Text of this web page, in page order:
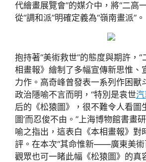
代繪畫展覽會”的媒介中，將“二高
從“調和派”明確定義為“嶺南畫派”。
抱持著“美術救世”的態度與期許，“
相畫報》繪制了多幅宣傳新思惟、
力作。高奇峰曾發表一系列作困獸
政治隱喻不言而明，“特別是袁世
后的《松猿圖》，很不難令人看圖
圖’而忍俊不由。”上海博物館書畫
喻之指出，這表白《本相畫報》對
評。在本次“其命惟新——廣東美術
觀眾也可一睹此幅《松猿圖》的真